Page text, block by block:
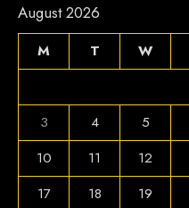
August 2026
M T W
3
4 5
10
11 12
17
18 19